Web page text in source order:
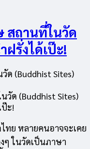
สถานที่ในวัด
ฝรั่งได้เป๊ะ!
ด (Buddhist Sites)
ะ!
ทย หลายคนอาจจะเคย
ๆ ในวัดเป็นภาษา